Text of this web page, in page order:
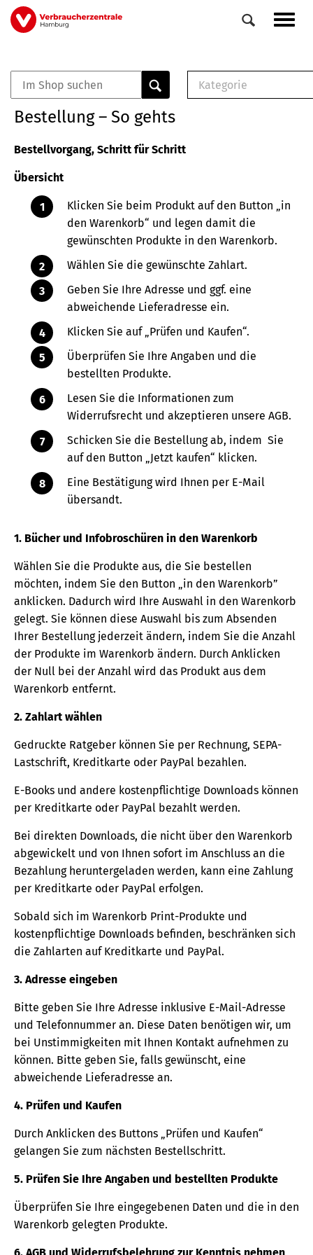
Direkt
zum
Veranstaltungen
0
Elemente
Kategorie
Buch
Bestellung – So gehts
Bestellvorgang, Schritt für Schritt
Übersicht
Klicken Sie beim Produkt auf den Button „in
den Warenkorb“ und legen damit die
gewünschten Produkte in den Warenkorb.
Wählen Sie die gewünschte Zahlart.
Geben Sie Ihre Adresse und ggf. eine
abweichende Lieferadresse ein.
Klicken Sie auf „Prüfen und Kaufen“.
Überprüfen Sie Ihre Angaben und die
bestellten Produkte.
Lesen Sie die Informationen zum
Widerrufsrecht und akzeptieren unsere AGB.
Schicken Sie die Bestellung ab, indem Sie
auf den Button „Jetzt kaufen“ klicken.
Eine Bestätigung wird Ihnen per E-Mail
übersandt.
1. Bücher und Infobroschüren in den Warenkorb
Wählen Sie die Produkte aus, die Sie bestellen
möchten, indem Sie den Button „in den Warenkorb”
anklicken. Dadurch wird Ihre Auswahl in den Warenkorb
gelegt. Sie können diese Auswahl bis zum Absenden
Ihrer Bestellung jederzeit ändern, indem Sie die Anzahl
der Produkte im Warenkorb ändern. Durch Anklicken
der Null bei der Anzahl wird das Produkt aus dem
Warenkorb entfernt.
2. Zahlart wählen
Gedruckte Ratgeber können Sie per Rechnung, SEPA-
Lastschrift, Kreditkarte oder PayPal bezahlen.
E-Books und andere kostenpflichtige Downloads können
per Kreditkarte oder PayPal bezahlt werden.
Bei direkten Downloads, die nicht über den Warenkorb
abgewickelt und von Ihnen sofort im Anschluss an die
Bezahlung heruntergeladen werden, kann eine Zahlung
per Kreditkarte oder PayPal erfolgen.
Sobald sich im Warenkorb Print-Produkte und
kostenpflichtige Downloads befinden, beschränken sich
die Zahlarten auf Kreditkarte und PayPal.
3. Adresse eingeben
Bitte geben Sie Ihre Adresse inklusive E-Mail-Adresse
und Telefonnummer an. Diese Daten benötigen wir, um
bei Unstimmigkeiten mit Ihnen Kontakt aufnehmen zu
können. Bitte geben Sie, falls gewünscht, eine
abweichende Lieferadresse an.
4. Prüfen und Kaufen
Durch Anklicken des Buttons „Prüfen und Kaufen“
gelangen Sie zum nächsten Bestellschritt.
5. Prüfen Sie Ihre Angaben und bestellten Produkte
Überprüfen Sie Ihre eingegebenen Daten und die in den
Warenkorb gelegten Produkte.